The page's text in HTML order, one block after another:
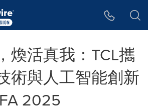
煥活真我：TCL攜
術與人工智能創新
2025